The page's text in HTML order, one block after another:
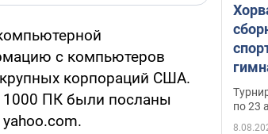
с компьютеров
корпораций США.
ПК были посланы
на
по 23